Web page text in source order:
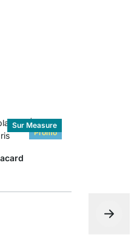
Promo
Sur Measure